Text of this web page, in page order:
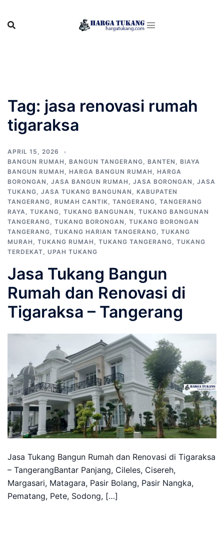
content
Tag: jasa renovasi rumah
tigaraksa
APRIL 15, 2026
BANGUN RUMAH , BANGUN TANGERANG, BANTEN , BIAYA
BANGUN RUMAH , HARGA BANGUN RUMAH , HARGA
BORONGAN , JASA BANGUN RUMAH , JASA BORONGAN , JASA
TUKANG, JASA TUKANG BANGUNAN , KABUPATEN
TANGERANG, RUMAH CANTIK, TANGERANG, TANGERANG
RAYA, TUKANG, TUKANG BANGUNAN , TUKANG BANGUNAN
TANGERANG, TUKANG BORONGAN , TUKANG BORONGAN
TANGERANG, TUKANG HARIAN TANGERANG, TUKANG
MURAH , TUKANG RUMAH , TUKANG TANGERANG, TUKANG
TERDEKAT, UPAH TUKANG
Jasa Tukang Bangun
Rumah dan Renovasi di
Tigaraksa – Tangerang
Jasa Tukang Bangun Rumah dan Renovasi di Tigaraksa
– TangerangBantar Panjang, Cileles, Cisereh,
Margasari, Matagara, Pasir Bolang, Pasir Nangka,
Pematang, Pete, Sodong, […]